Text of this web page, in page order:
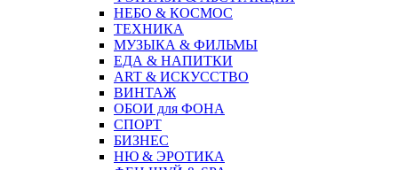
НЕБО & КОСМОС
ТЕХНИКА
МУЗЫКА & ФИЛЬМЫ
ЕДА & НАПИТКИ
ART & ИСКУССТВО
ВИНТАЖ
ОБОИ для ФОНА
СПОРТ
БИЗНЕС
НЮ & ЭРОТИКА